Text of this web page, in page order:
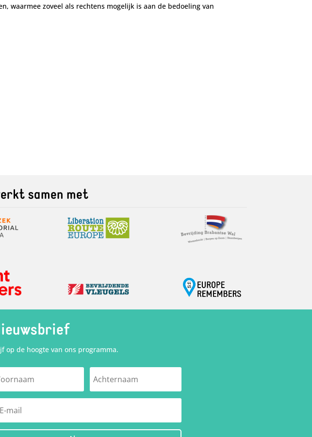
waarmee zoveel als rechtens mogelijk is aan de bedoeling van
samen met
op de hoogte van ons programma.